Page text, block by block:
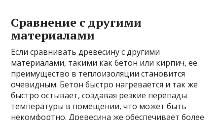
Сравнение с другими
материалами
Если сравнивать древесину с другими
материалами, такими как бетон или кирпич, ее
преимущество в теплоизоляции становится
очевидным. Бетон быстро нагревается и так же
быстро остывает, создавая резкие перепады
температуры в помещении, что может быть
некомфортно. Древесина же обеспечивает более